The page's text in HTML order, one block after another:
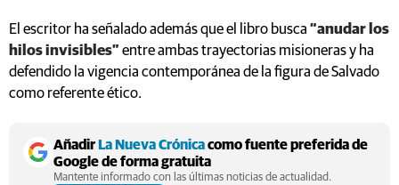
El escritor ha señalado además que el libro busca “anudar los
hilos invisibles” entre ambas trayectorias misioneras y ha
defendido la vigencia contemporánea de la figura de Salvado
como referente ético.
Añadir La Nueva Crónicacomo fuente preferida de
Google de forma gratuita
Mantente informado con las últimas noticias de actualidad.